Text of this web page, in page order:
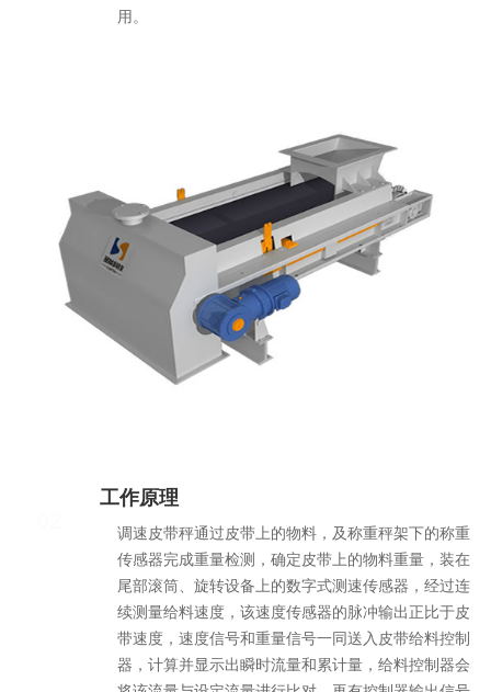
用。
工作原理
调速皮带秤通过皮带上的物料，及称重秤架下的称重
传感器完成重量检测，确定皮带上的物料重量，装在
尾部滚筒、旋转设备上的数字式测速传感器，经过连
续测量给料速度，该速度传感器的脉冲输出正比于皮
带速度，速度信号和重量信号一同送入皮带给料控制
器，计算并显示出瞬时流量和累计量，给料控制器会